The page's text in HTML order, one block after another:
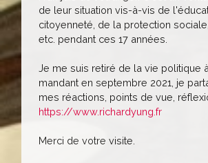
de leur situation vis-à-vis de
citoyenneté, de la protection
etc. pendant ces 17 années.
Je me suis retiré de la vie politique
mandant en septembre 2021, je
mes réactions, points de vue,
https://www.richardyung.fr
Merci de votre visite.